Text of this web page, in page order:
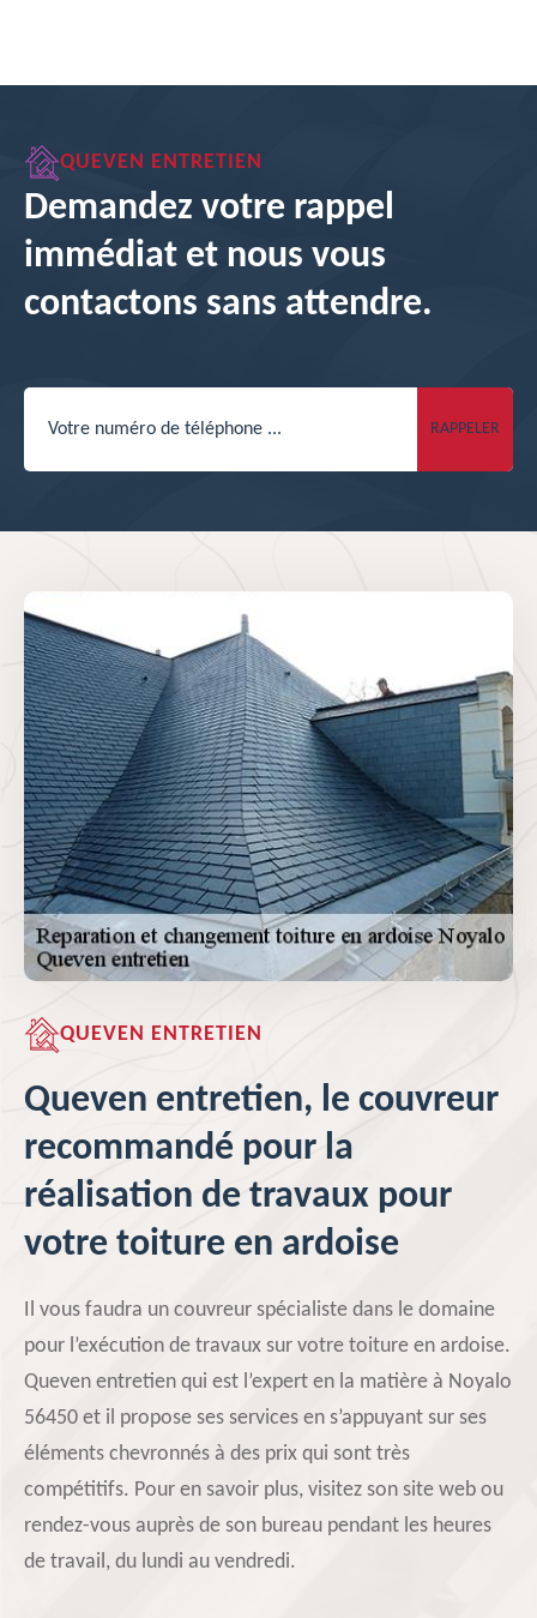
QUEVEN ENTRETIEN
Demandez votre rappel
immédiat et nous vous
contactons sans attendre.
QUEVEN ENTRETIEN
Queven entretien, le couvreur
recommandé pour la
réalisation de travaux pour
votre toiture en ardoise
Il vous faudra un couvreur spécialiste dans le domaine
pour l’exécution de travaux sur votre toiture en ardoise.
Queven entretien qui est l’expert en la matière à Noyalo
56450 et il propose ses services en s’appuyant sur ses
éléments chevronnés à des prix qui sont très
compétitifs. Pour en savoir plus, visitez son site web ou
rendez-vous auprès de son bureau pendant les heures
de travail, du lundi au vendredi.